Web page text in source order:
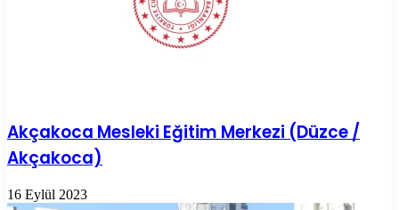
Akçakoca Mesleki Eğitim Merkezi (Düzce /
Akçakoca)
16 Eylül 2023